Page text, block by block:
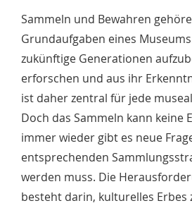
Sammeln und Bewahren
Grundaufgaben eines
zukünftige Generationen
erforschen und aus ihr
ist daher zentral für jede
Doch das Sammeln kann keine
immer wieder gibt es neue
entsprechenden
werden muss. Die
besteht darin, kulturelles Erbes